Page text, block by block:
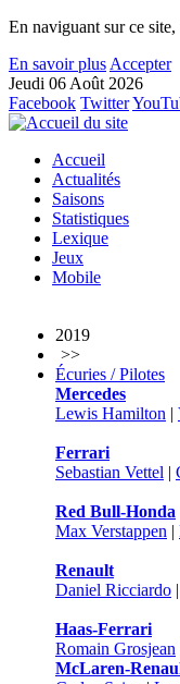
En naviguant sur ce
En savoir plus Accepter
Jeudi 06 Août 2026
Facebook Twitter
Accueil
Actualités
Saisons
Statistiques
Lexique
Jeux
Mobile
2019
>>
Écuries / Pilotes
Mercedes
Lewis Hamilton |
Ferrari
Sebastian Vettel |
Red Bull-Honda
Max Verstappen |
Renault
Daniel Ricciardo |
Haas-Ferrari
Romain Grosjean
McLaren-